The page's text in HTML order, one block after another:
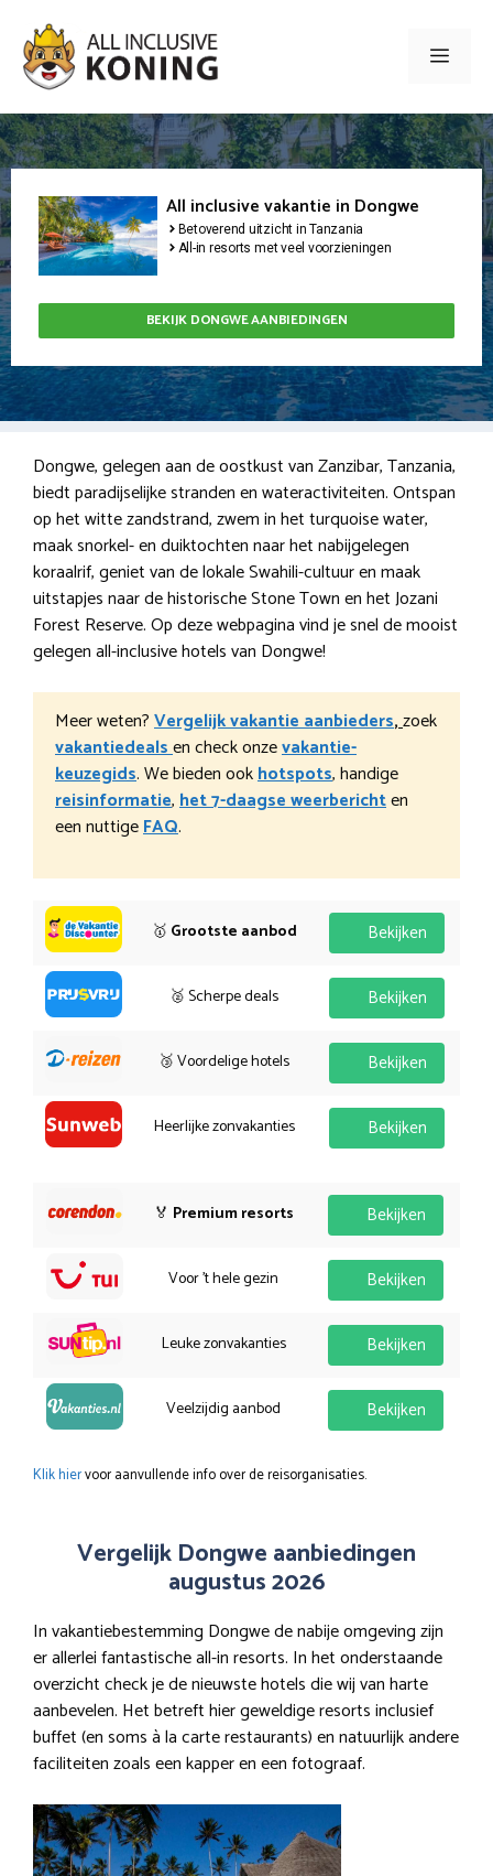
naar
inhoud
Menu
All inclusive vakantie in Dongwe
Betoverend uitzicht in Tanzania
All-in resorts met veel voorzieningen
BEKIJK DONGWE AANBIEDINGEN
Dongwe, gelegen aan de oostkust van Zanzibar, Tanzania,
biedt paradijselijke stranden en wateractiviteiten. Ontspan
op het witte zandstrand, zwem in het turquoise water,
maak snorkel- en duiktochten naar het nabijgelegen
koraalrif, geniet van de lokale Swahili-cultuur en maak
uitstapjes naar de historische Stone Town en het Jozani
Forest Reserve. Op deze webpagina vind je snel de mooist
gelegen all-inclusive hotels van Dongwe!
Meer weten?Vergelijk vakantie aanbieders,zoek
vakantiedealsen check onzevakantie-
keuzegids. We bieden ookhotspots, handige
reisinformatie,het 7-daagse weerberichten
een nuttigeFAQ.
🥇 Grootste aanbod Bekijken
🥈 Scherpe deals Bekijken
🥉 Voordelige hotels Bekijken
Heerlijke zonvakanties Bekijken
🏅 Premium resorts Bekijken
Voor 't hele gezin Bekijken
Leuke zonvakanties Bekijken
Veelzijdig aanbod Bekijken
Klik hiervoor aanvullende info over de reisorganisaties.
Vergelijk Dongwe aanbiedingen
augustus 2026
In vakantiebestemming Dongwe de nabije omgeving zijn
er allerlei fantastische all-in resorts. In het onderstaande
overzicht check je de nieuwste hotels die wij van harte
aanbevelen. Het betreft hier geweldige resorts inclusief
buffet (en soms à la carte restaurants) en natuurlijk andere
faciliteiten zoals een kapper en een fotograaf.